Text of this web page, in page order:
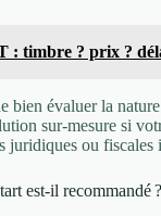
: timbre ? prix ?
bien évaluer la
sur-mesure si
juridiques ou fiscales
est-il recommandé ?